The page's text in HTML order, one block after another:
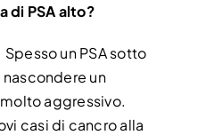
di PSA alto?
un PSA sotto
un
aggressivo.
casi di cancro alla